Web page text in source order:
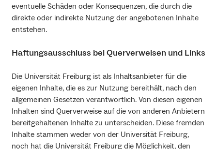
eventuelle Schäden oder Konsequenzen, die durch die
direkte oder indirekte Nutzung der angebotenen Inhalte
entstehen.
Haftungsausschluss bei Querverweisen und Links
Die Universität Freiburg ist als Inhaltsanbieter für die
eigenen Inhalte, die es zur Nutzung bereithält, nach den
allgemeinen Gesetzen verantwortlich. Von diesen eigenen
Inhalten sind Querverweise auf die von anderen Anbietern
bereitgehaltenen Inhalte zu unterscheiden. Diese fremden
Inhalte stammen weder von der Universität Freiburg,
noch hat die Universität Freiburg die Möglichkeit, den